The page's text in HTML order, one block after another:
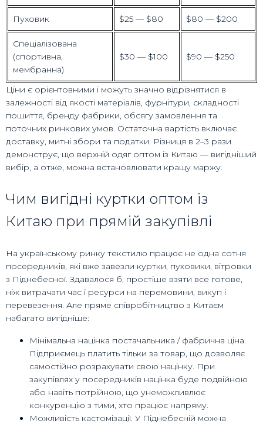
Пуховик $25 — $80 $80 — $200
Спеціалізована
(спортивна,
мембранна)
$30 — $100 $90 — $250
Ціни є орієнтовними і можуть значно відрізнятися в
залежності від якості матеріалів, фурнітури, складності
пошиття, бренду фабрики, обсягу замовлення та
поточних ринкових умов. Остаточна вартість включає
доставку, митні збори та податки. Різниця в 2–3 рази
демонструє, що верхній одяг оптом із Китаю — вигідніший
вибір, а отже, можна встановлювати кращу маржу.
Чим вигідні куртки оптом із
Китаю при прямій закупівлі
На українському ринку текстилю працює не одна сотня
посередників, які вже завезли куртки, пуховики, вітровки
з Піднебесної. Здавалося б, простіше взяти все готове,
ніж витрачати час і ресурси на перемовини, викуп і
перевезення. Але пряме співробітництво з Китаєм
набагато вигідніше:
Мінімальна націнка постачальника / фабрична ціна.
Підприємець платить тільки за товар, що дозволяє
самостійно розрахувати свою націнку. При
закупівлях у посередників націнка буде подвійною
або навіть потрійною, що унеможливлює
конкуренцію з тими, хто працює напряму.
Можливість кастомізації. У Піднебесній можна